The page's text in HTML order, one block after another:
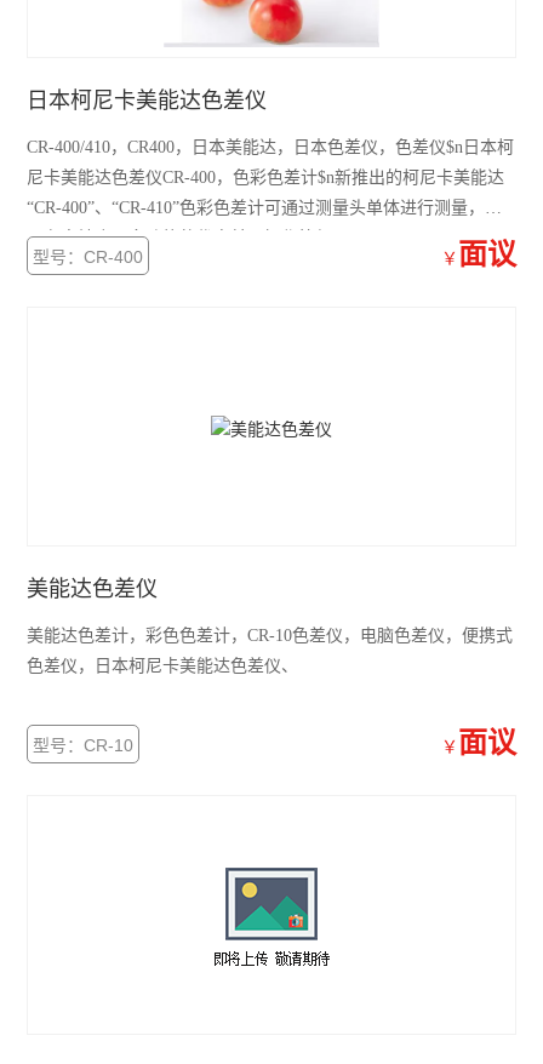
日本柯尼卡美能达色差仪
CR-400/410，CR400，日本美能达，日本色差仪，色差仪$n日本柯
尼卡美能达色差仪CR-400，色彩色差计$n新推出的柯尼卡美能达
“CR-400”、“CR-410”色彩色差计可通过测量头单体进行测量，它
具有高精度、多功能的优点并且操作简便
型号：CR-400 ￥ 面议
美能达色差仪
美能达色差计，彩色色差计，CR-10色差仪，电脑色差仪，便携式
色差仪，日本柯尼卡美能达色差仪、
型号：CR-10 ￥ 面议